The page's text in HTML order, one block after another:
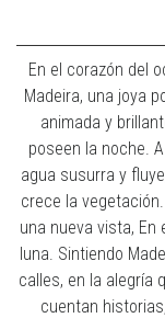
En el corazón del
Madeira, una joya
animada y
poseen la noche.
agua susurra y
crece la
una nueva vista, En
luna. Sintiendo
calles, en la alegría
cuentan